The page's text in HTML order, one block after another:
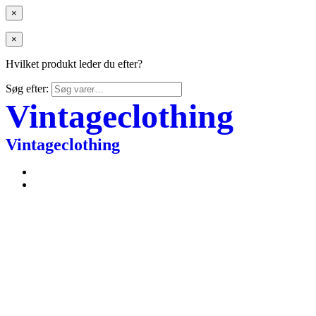
×
×
Hvilket produkt leder du efter?
Søg efter:
Vintageclothing
Vintageclothing